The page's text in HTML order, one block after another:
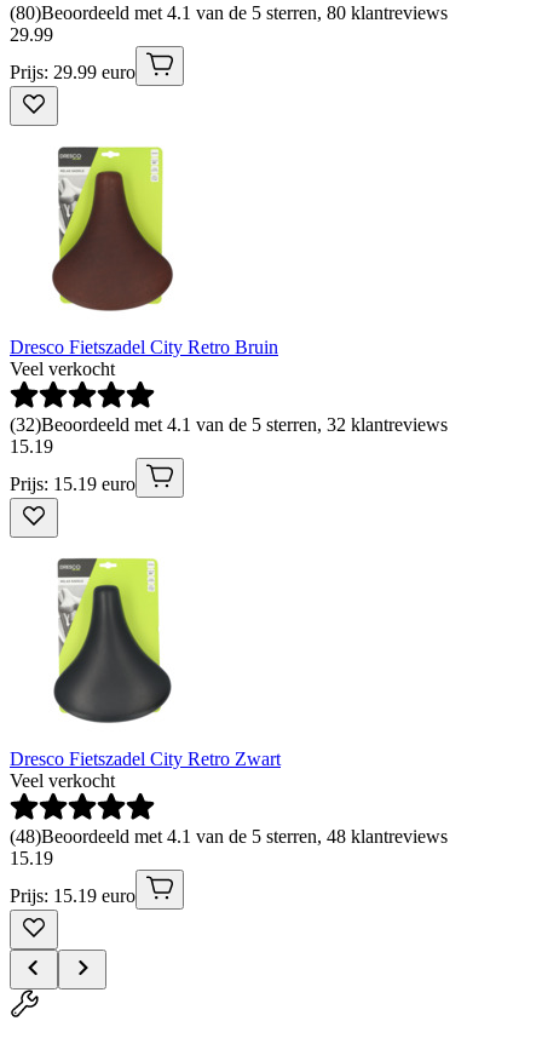
(80)Beoordeeld met 4.1 van de 5 sterren, 80 klantreviews
29.99
Prijs: 29.99 euro
Dresco Fietszadel City Retro Bruin
Veel verkocht
(32)Beoordeeld met 4.1 van de 5 sterren, 32 klantreviews
15.19
Prijs: 15.19 euro
Dresco Fietszadel City Retro Zwart
Veel verkocht
(48)Beoordeeld met 4.1 van de 5 sterren, 48 klantreviews
15.19
Prijs: 15.19 euro